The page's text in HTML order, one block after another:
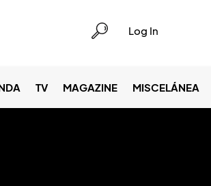
Log In
TV MAGAZINE MISCELÁNEA